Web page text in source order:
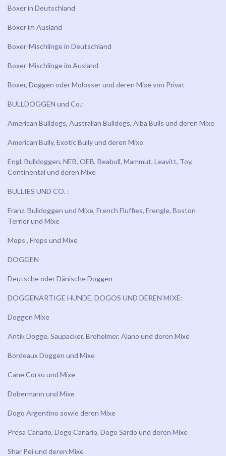
Boxer in Deutschland
Boxer im Ausland
Boxer-Mischlinge in Deutschland
Boxer-Mischlinge im Ausland
Boxer, Doggen oder Molosser und deren Mixe von Privat
BULLDOGGEN und Co.:
American Bulldogs, Australian Bulldogs, Alba Bulls und deren Mixe
American Bully, Exotic Bully und deren Mixe
Engl. Bulldoggen, NEB, OEB, Beabull, Mammut, Leavitt, Toy,
Continental und deren Mixe
BULLIES UND CO. :
Franz. Bulldoggen und Mixe, French Fluffies, Frengle, Boston
Terrier und Mixe
Mops , Frops und Mixe
DOGGEN
Deutsche oder Dänische Doggen
DOGGENARTIGE HUNDE, DOGOS UND DEREN MIXE:
Doggen Mixe
Antik Dogge, Saupacker, Broholmer, Alano und deren Mixe
Bordeaux Doggen und Mixe
Cane Corso und Mixe
Dobermann und Mixe
Dogo Argentino sowie deren Mixe
Presa Canario, Dogo Canario, Dogo Sardo und deren Mixe
Shar Pei und deren Mixe